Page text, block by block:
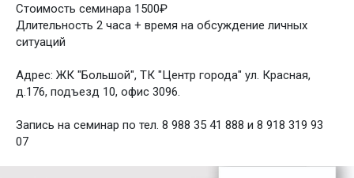
Стоимость семинара 1500₽
Длительность 2 часа + время на обсуждение личных
ситуаций
Адрес: ЖК "Большой", ТК "Центр города" ул. Красная,
д.176, подъезд 10, офис 3096.
Запись на семинар по тел. 8 988 35 41 888 и 8 918 319 93
07